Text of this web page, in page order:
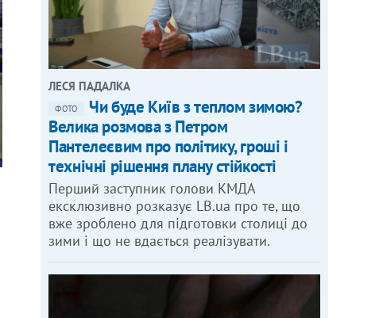
ФОТО: МАКС ТРЕБУХОВ
ЛЕСЯ ПАДАЛКА
ФОТО
Чи буде Київ з теплом зимою?
Велика розмова з Петром
Пантелеєвим про політику, гроші і
технічні рішення плану стійкості
Перший заступник голови КМДА
ексклюзивно розказує LB.ua про те, що
вже зроблено для підготовки столиці до
зими і що не вдається реалізувати.